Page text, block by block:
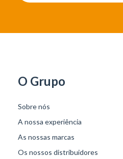
O Grupo
Sobre nós
A nossa experiência
As nossas marcas
Os nossos distribuidores